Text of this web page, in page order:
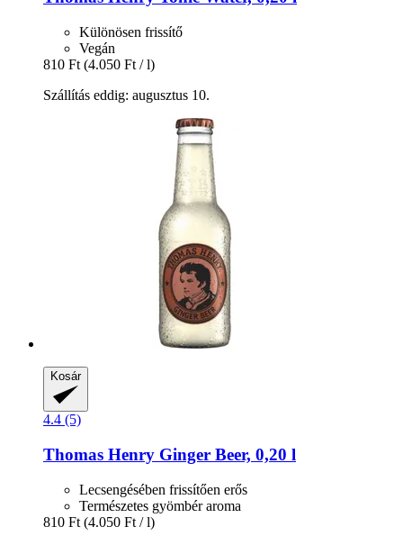
Különösen frissítő
Vegán
810 Ft (4.050 Ft / l)
Szállítás eddig: augusztus 10.
Kosár
4.4 (5)
Thomas Henry Ginger Beer, 0,20 l
Lecsengésében frissítően erős
Természetes gyömbér aroma
810 Ft (4.050 Ft / l)